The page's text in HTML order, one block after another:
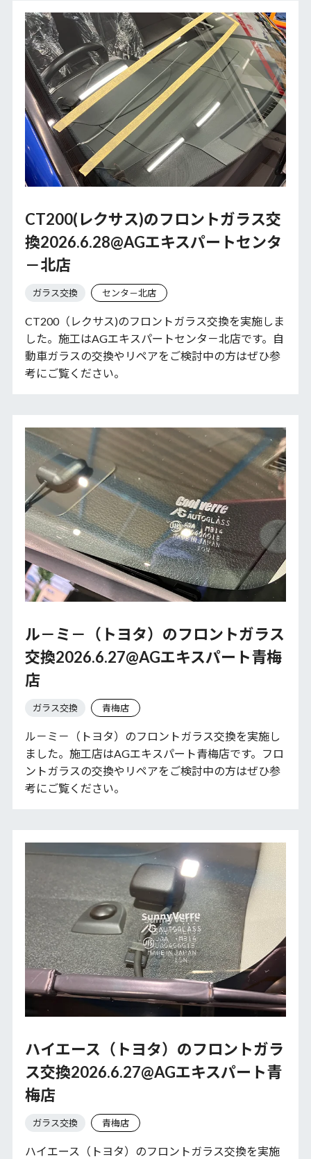
CT200(レクサス)のフロントガラス交
換2026.6.28@AGエキスパートセンタ
－北店
ガラス交換 センタ－北店
CT200（レクサス)のフロントガラス交換を実施しま
した。施工はAGエキスパートセンタ－北店です。自
動車ガラスの交換やリペアをご検討中の方はぜひ参
考にご覧ください。
ル－ミ－（トヨタ）のフロントガラス
交換2026.6.27@AGエキスパート青梅
店
ガラス交換 青梅店
ル－ミ－（トヨタ）のフロントガラス交換を実施し
ました。施工店はAGエキスパート青梅店です。フロ
ントガラスの交換やリペアをご検討中の方はぜひ参
考にご覧ください。
ハイエース（トヨタ）のフロントガラ
ス交換2026.6.27@AGエキスパート青
梅店
ガラス交換 青梅店
ハイエース（トヨタ）のフロントガラス交換を実施